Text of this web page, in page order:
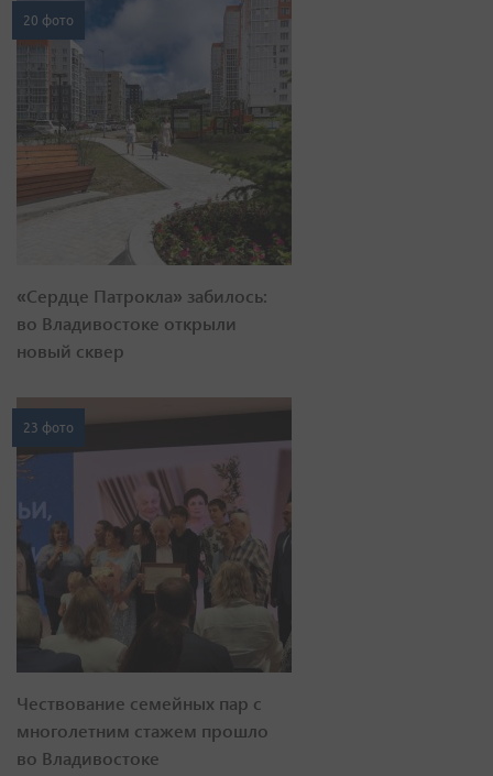
20 фото
«Сердце Патрокла» забилось:
во Владивостоке открыли
новый сквер
23 фото
Чествование семейных пар с
многолетним стажем прошло
во Владивостоке